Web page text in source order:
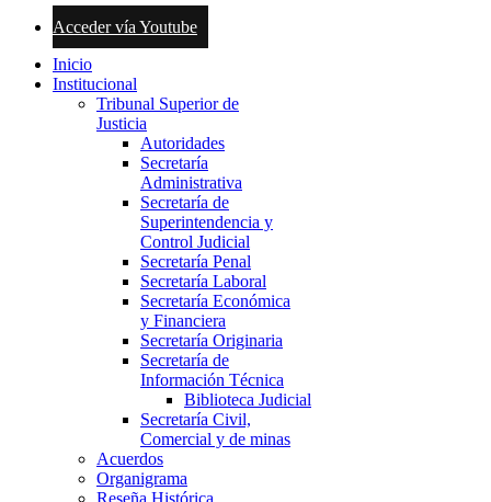
Acceder vía Youtube
Inicio
Institucional
Tribunal Superior de
Justicia
Autoridades
Secretaría
Administrativa
Secretaría de
Superintendencia y
Control Judicial
Secretaría Penal
Secretaría Laboral
Secretaría Económica
y Financiera
Secretaría Originaria
Secretaría de
Información Técnica
Biblioteca Judicial
Secretaría Civil,
Comercial y de minas
Acuerdos
Organigrama
Reseña Histórica